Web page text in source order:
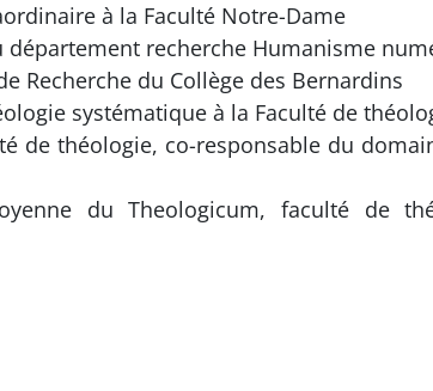
à la Faculté Notre-Dame
recherche Humanisme
Recherche du Collège des Bernardins
systématique à la Faculté de
de théologie, co-responsable du
du Theologicum, faculté de